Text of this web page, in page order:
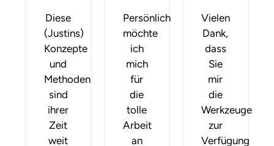
Diese
(Justins)
Konzepte
und
Methoden
sind
ihrer
Zeit
weit
Persönlich
möchte
ich
mich
für
die
tolle
Arbeit
an
Vielen
Dank,
dass
Sie
mir
die
Werkzeuge
zur
Verfügung